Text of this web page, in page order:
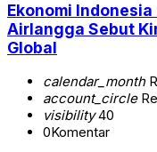
Ekonomi
Airlangga Sebut
Global
calendar_month
account_circle
visibility40
0Komentar